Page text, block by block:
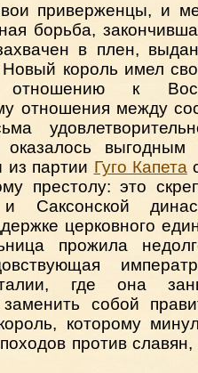
приверженцы, и
борьба,
в плен,
король имел
к
отношения между
оказалось
из партии Гуго Капета
престолу: это
Саксонской
церковного
прожила
где она
собой
которому
против